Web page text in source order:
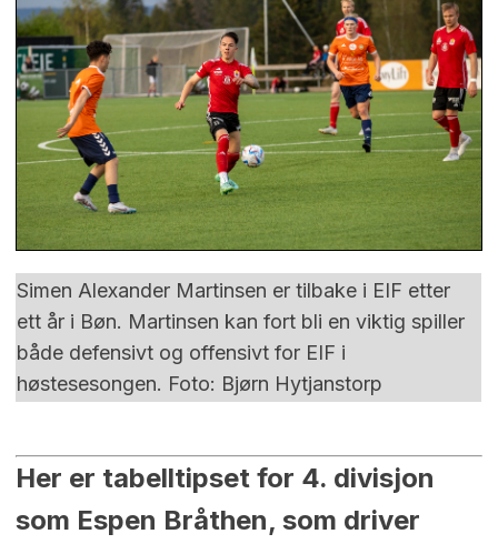
Simen Alexander Martinsen er tilbake i EIF etter
ett år i Bøn. Martinsen kan fort bli en viktig spiller
både defensivt og offensivt for EIF i
høstesesongen. Foto: Bjørn Hytjanstorp
Her er tabelltipset for 4. divisjon
som Espen Bråthen, som driver